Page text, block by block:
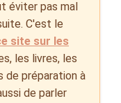
éviter pas mal
C'est le
site sur les
les livres, les
de préparation à
de parler